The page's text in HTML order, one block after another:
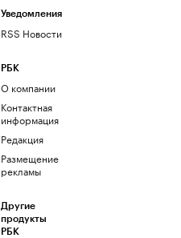
Уведомления
RSS Новости
РБК
О компании
Контактная
информация
Редакция
Размещение
рекламы
Другие
продукты
РБК